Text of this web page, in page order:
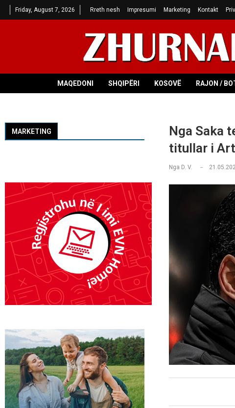
Friday, August 7, 2026 Rreth nesh Impresumi Marketing Kontakt
MAQEDONI SHQIPËRI KOSOVË RAJON /
Nga Saka
titullar i
Nga D. V.
MARKETING